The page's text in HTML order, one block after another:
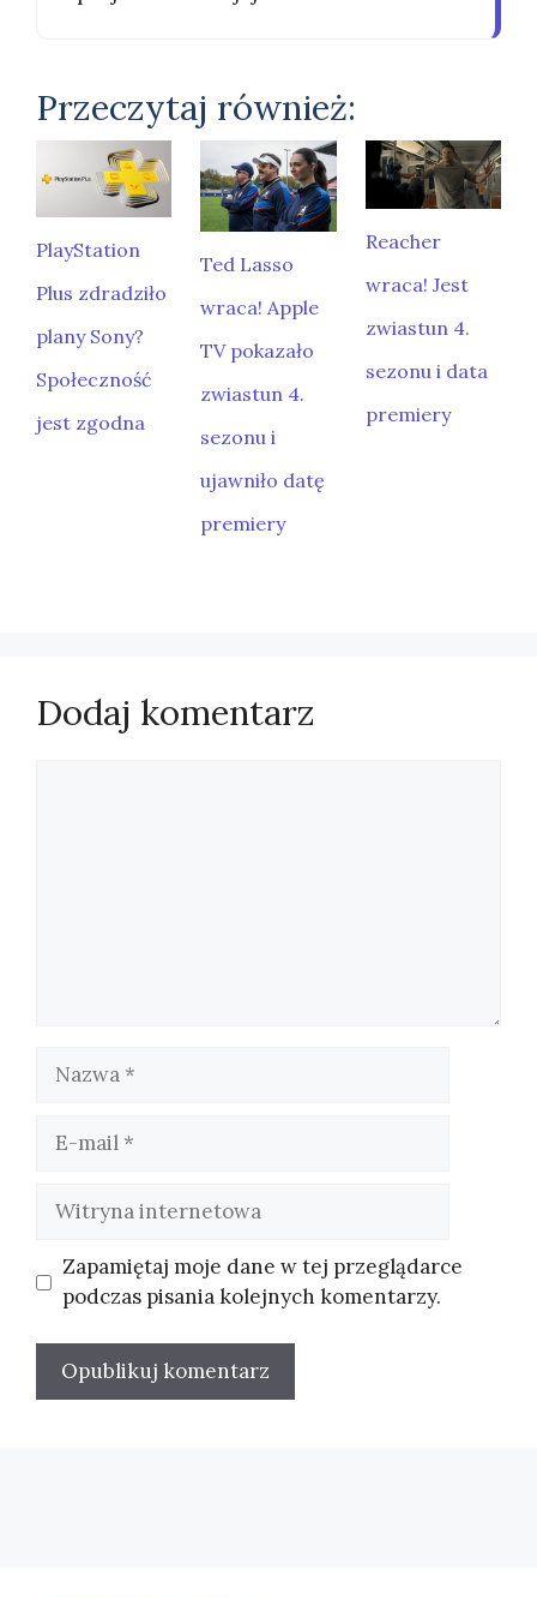
Przeczytaj również:
PlayStation
Plus zdradziło
plany Sony?
Społeczność
jest zgodna
Ted Lasso
wraca! Apple
TV pokazało
zwiastun 4.
sezonu i
ujawniło datę
premiery
Reacher
wraca! Jest
zwiastun 4.
sezonu i data
premiery
Dodaj komentarz
mail
internetowa
Zapamiętaj moje dane w tej przeglądarce
podczas pisania kolejnych komentarzy.